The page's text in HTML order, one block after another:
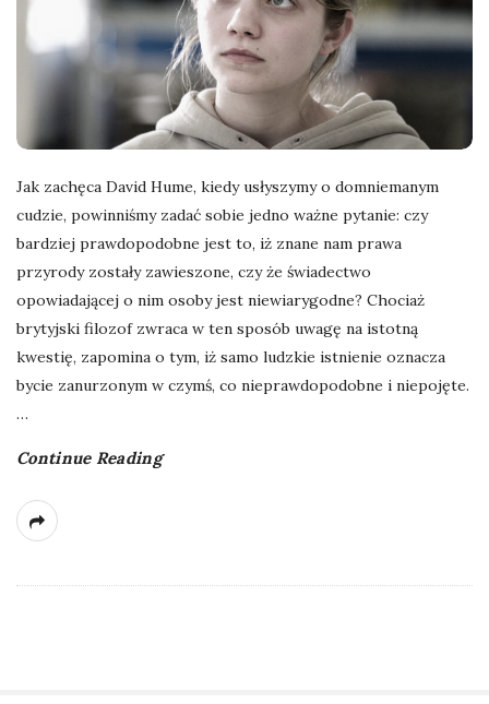
e
k
a
d
r
y
Jak zachęca David Hume, kiedy usłyszymy o domniemanym
cudzie, powinniśmy zadać sobie jedno ważne pytanie: czy
bardziej prawdopodobne jest to, iż znane nam prawa
przyrody zostały zawieszone, czy że świadectwo
opowiadającej o nim osoby jest niewiarygodne? Chociaż
brytyjski filozof zwraca w ten sposób uwagę na istotną
kwestię, zapomina o tym, iż samo ludzkie istnienie oznacza
bycie zanurzonym w czymś, co nieprawdopodobne i niepojęte.
…
Continue Reading